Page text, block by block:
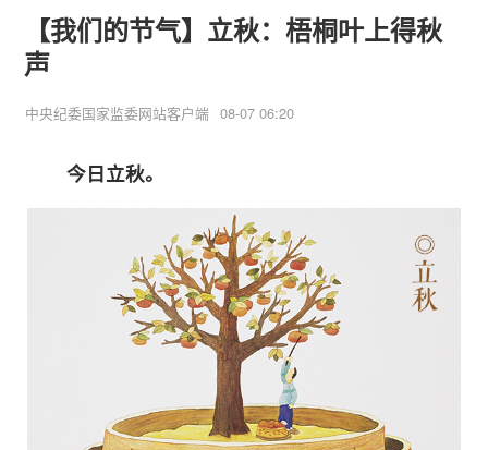
【我们的节气】立秋：梧桐叶上得秋
声
中央纪委国家监委网站客户端 08-07 06:20
今日立秋。